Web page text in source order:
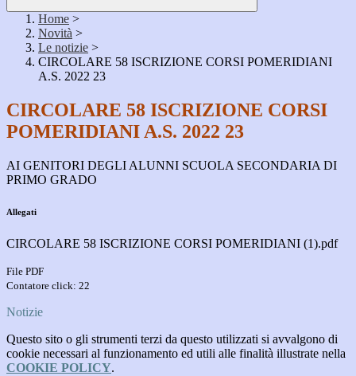
Home >
Novità >
Le notizie >
CIRCOLARE 58 ISCRIZIONE CORSI POMERIDIANI
A.S. 2022 23
CIRCOLARE 58 ISCRIZIONE CORSI
POMERIDIANI A.S. 2022 23
AI GENITORI DEGLI ALUNNI SCUOLA SECONDARIA DI
PRIMO GRADO
Allegati
CIRCOLARE 58 ISCRIZIONE CORSI POMERIDIANI (1).pdf
File PDF
Contatore click: 22
Notizie
Questo sito o gli strumenti terzi da questo utilizzati si avvalgono di
cookie necessari al funzionamento ed utili alle finalità illustrate nella
COOKIE POLICY.